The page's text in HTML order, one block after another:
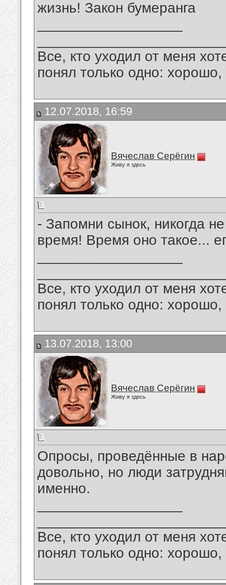
жизнь! Закон бумеранга
Все, кто уходил от меня
понял только одно:
12.07.2018, 16:59
Вячеслав Серёгин
Живу я здесь
- Запомни сынок, никогда
время! Время оно такое...
Все, кто уходил от меня
понял только одно:
13.07.2018, 13:00
Вячеслав Серёгин
Живу я здесь
Опросы, проведённые в
довольно, но люди
именно.
Все, кто уходил от меня
понял только одно: